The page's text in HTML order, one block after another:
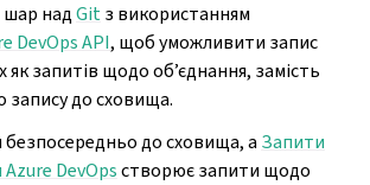
шар надGitз використанням
DevOps API, щоб уможливити запис
як запитів щодо об’єднання, замість
запису до сховища.
безпосередньо до сховища, а Запити
DevOpsстворює запити щодо